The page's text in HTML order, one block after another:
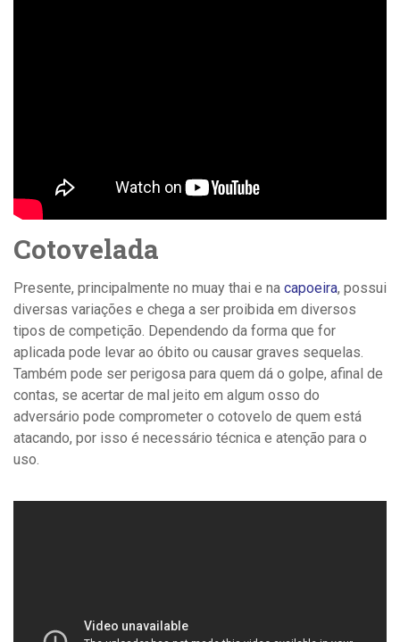
Cotovelada
Presente, principalmente no muay thai e na capoeira, possui
diversas variações e chega a ser proibida em diversos
tipos de competição. Dependendo da forma que for
aplicada pode levar ao óbito ou causar graves sequelas.
Também pode ser perigosa para quem dá o golpe, afinal de
contas, se acertar de mal jeito em algum osso do
adversário pode comprometer o cotovelo de quem está
atacando, por isso é necessário técnica e atenção para o
uso.